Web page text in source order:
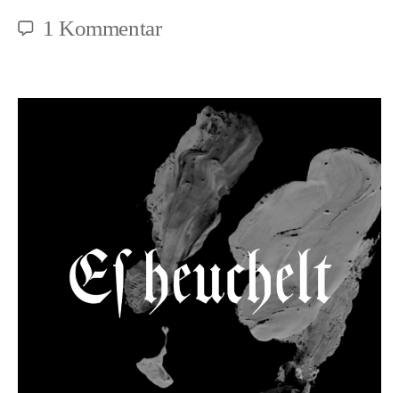
1 Kommentarzu
kognitive
Dissonanz
selektiver
Vergleiche